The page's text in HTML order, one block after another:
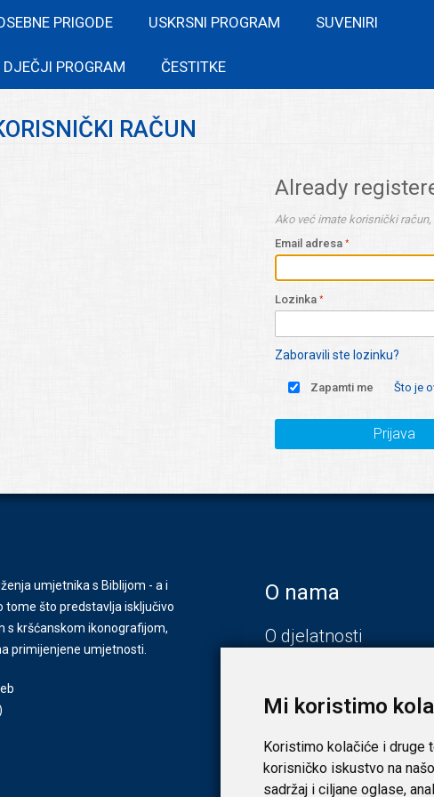
Mi koristimo
Koristimo kolačiće i druge
korisničko iskustvo na
sadržaj i ciljane oglase,
PRIGODE USKRSNI PROGRAM SUVENIRI
DJEČJI PROGRAM ČESTITKE
RAČUN
Already
Ako već imate korisnički
Email adresa
Lozinka
Zaboravili ste lozinku?
Zapamti me Što je
Prijava
umjetnika s Biblijom - a i
tome što predstavlja isključivo
s kršćanskom ikonografijom,
primijenjene umjetnosti.
O nama
O djelatnosti
Zadar